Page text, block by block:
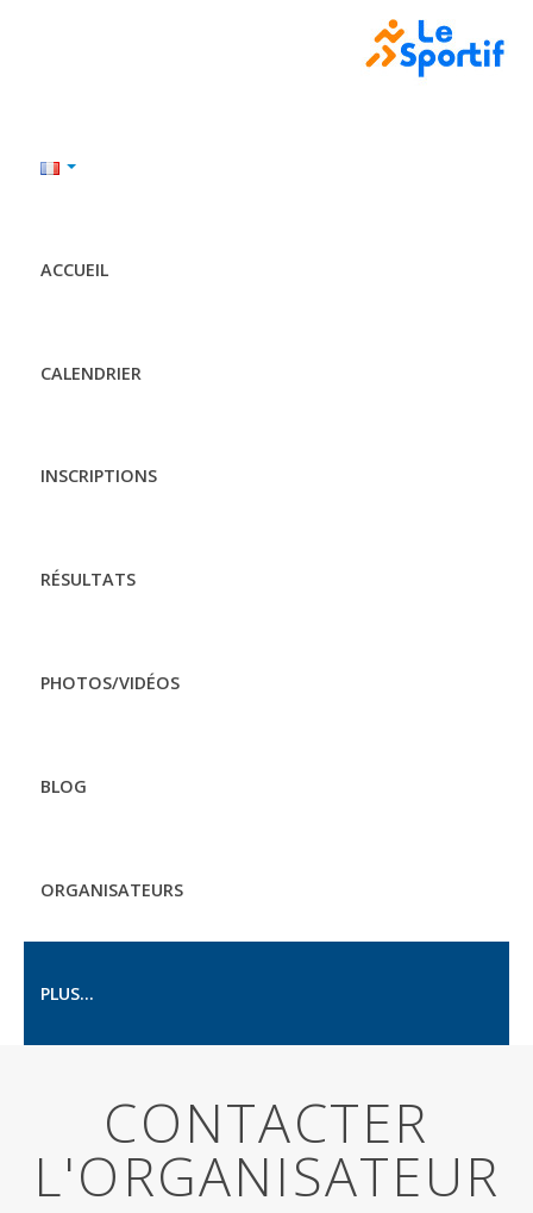
ACCUEIL
CALENDRIER
INSCRIPTIONS
RÉSULTATS
PHOTOS/VIDÉOS
BLOG
ORGANISATEURS
PLUS...
CONTACTER
L'ORGANISATEUR